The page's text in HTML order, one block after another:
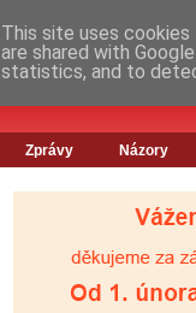
Zprávy Názory
This site uses
are shared with
statistics, and to